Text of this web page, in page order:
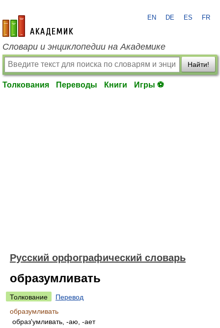
academic.ru
EN DE ES FR
Словари и энциклопедии на Академике
Найти!
Толкования Переводы Книги Игры ⚽
Русский орфографический словарь
образумливать
Толкование
Перевод
образумливать
образ'умливать, -аю, -ает